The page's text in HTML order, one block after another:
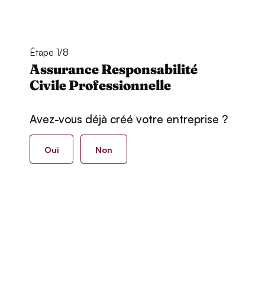
Étape 1/8
Assurance Responsabilité
Civile Professionnelle
Avez-vous déjà créé votre entreprise ?
Oui Non